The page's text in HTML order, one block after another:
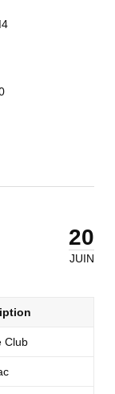
20
JUIN
Club